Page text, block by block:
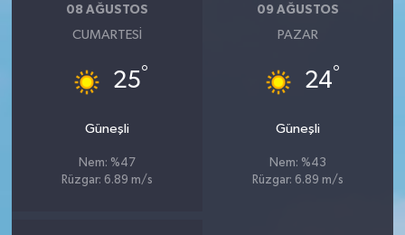
08 AĞUSTOS
CUMARTESI
25°
Güneşli
Nem: %47
Rüzgar: 6.89 m/s
09 AĞUSTOS
PAZAR
24°
Güneşli
Nem: %43
Rüzgar: 6.89 m/s